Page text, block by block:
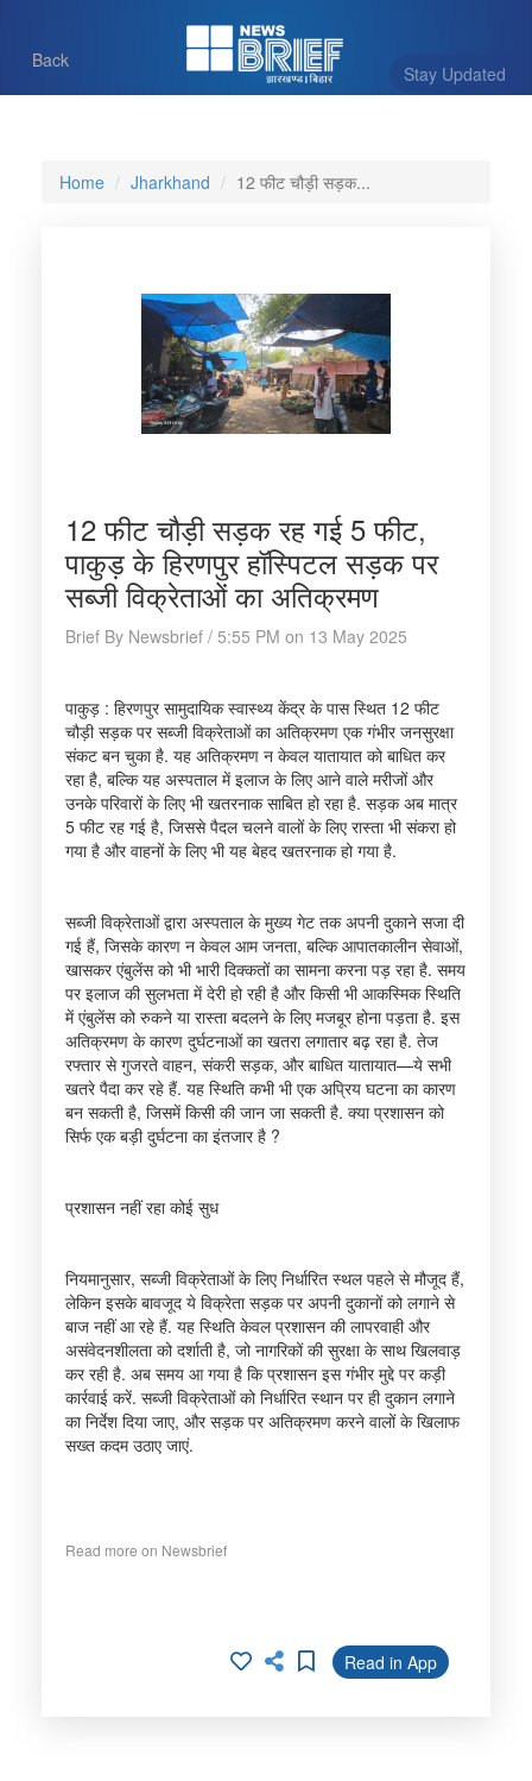
Stay Updated
Back
Home Jharkhand 12 फीट चौड़ी सड़क...
12 फीट चौड़ी सड़क रह गई 5 फीट,
पाकुड़ के हिरणपुर हॉस्पिटल सड़क पर
सब्जी विक्रेताओं का अतिक्रमण
Brief By Newsbrief / 5:55 PM on 13 May 2025
पाकुड़ : हिरणपुर सामुदायिक स्वास्थ्य केंद्र के पास स्थित 12 फीट
चौड़ी सड़क पर सब्जी विक्रेताओं का अतिक्रमण एक गंभीर जनसुरक्षा
संकट बन चुका है. यह अतिक्रमण न केवल यातायात को बाधित कर
रहा है, बल्कि यह अस्पताल में इलाज के लिए आने वाले मरीजों और
उनके परिवारों के लिए भी खतरनाक साबित हो रहा है. सड़क अब मात्र
5 फीट रह गई है, जिससे पैदल चलने वालों के लिए रास्ता भी संकरा हो
गया है और वाहनों के लिए भी यह बेहद खतरनाक हो गया है.
सब्जी विक्रेताओं द्वारा अस्पताल के मुख्य गेट तक अपनी दुकाने सजा दी
गई हैं, जिसके कारण न केवल आम जनता, बल्कि आपातकालीन सेवाओं,
खासकर एंबुलेंस को भी भारी दिक्कतों का सामना करना पड़ रहा है. समय
पर इलाज की सुलभता में देरी हो रही है और किसी भी आकस्मिक स्थिति
में एंबुलेंस को रुकने या रास्ता बदलने के लिए मजबूर होना पड़ता है. इस
अतिक्रमण के कारण दुर्घटनाओं का खतरा लगातार बढ़ रहा है. तेज
रफ्तार से गुजरते वाहन, संकरी सड़क, और बाधित यातायात—ये सभी
खतरे पैदा कर रहे हैं. यह स्थिति कभी भी एक अप्रिय घटना का कारण
बन सकती है, जिसमें किसी की जान जा सकती है. क्या प्रशासन को
सिर्फ एक बड़ी दुर्घटना का इंतजार है ?
प्रशासन नहीं रहा कोई सुध
नियमानुसार, सब्जी विक्रेताओं के लिए निर्धारित स्थल पहले से मौजूद हैं,
लेकिन इसके बावजूद ये विक्रेता सड़क पर अपनी दुकानों को लगाने से
बाज नहीं आ रहे हैं. यह स्थिति केवल प्रशासन की लापरवाही और
असंवेदनशीलता को दर्शाती है, जो नागरिकों की सुरक्षा के साथ खिलवाड़
कर रही है. अब समय आ गया है कि प्रशासन इस गंभीर मुद्दे पर कड़ी
कार्रवाई करें. सब्जी विक्रेताओं को निर्धारित स्थान पर ही दुकान लगाने
का निर्देश दिया जाए, और सड़क पर अतिक्रमण करने वालों के खिलाफ
सख्त कदम उठाए जाएं.
Read more on Newsbrief
Read in App